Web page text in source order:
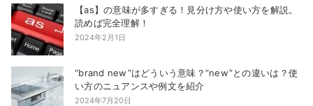
【as】の意味が多すぎる！見分け方や使い方を解説。
読めば完全理解！
2024年2月1日
“brand new”はどういう意味？”new”との違いは？使
い方のニュアンスや例文を紹介
2024年7月20日